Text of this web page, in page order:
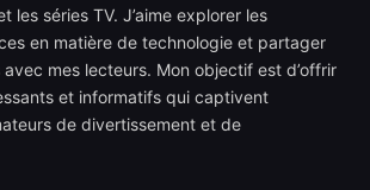
les séries TV. J’aime explorer les
en matière de technologie et partager
mes lecteurs. Mon objectif est d’offrir
et informatifs qui captivent
de divertissement et de